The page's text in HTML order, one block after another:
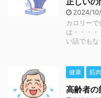
2024/
カロリー
は・・・
い話でも
健康 筋肉
高齢者の